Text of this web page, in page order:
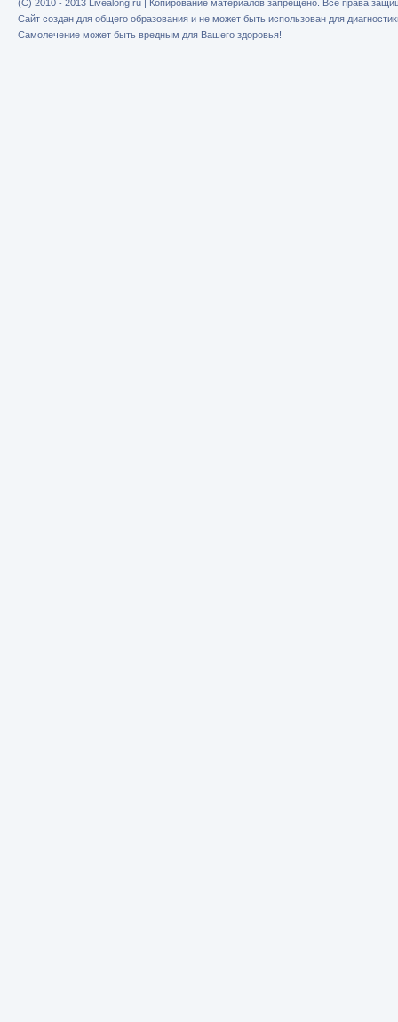
(C) 2010 - 2013 Livealong.ru | Копирование материалов запрещено. Все права
Сайт создан для общего образования и не может быть использован для
Самолечение может быть вредным для Вашего здоровья!